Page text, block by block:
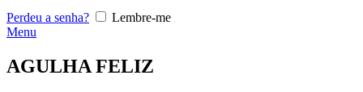
Perdeu a senha?
Lembre-me
Menu
AGULHA FELIZ